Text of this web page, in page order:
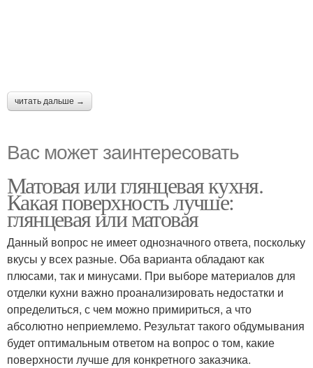
читать дальше →
Вас может заинтересовать
Матовая или глянцевая кухня.
Какая поверхность лучше:
глянцевая или матовая
Данный вопрос не имеет однозначного ответа, поскольку
вкусы у всех разные. Оба варианта обладают как
плюсами, так и минусами. При выборе материалов для
отделки кухни важно проанализировать недостатки и
определиться, с чем можно примириться, а что
абсолютно неприемлемо. Результат такого обдумывания
будет оптимальным ответом на вопрос о том, какие
поверхности лучше для конкретного заказчика.